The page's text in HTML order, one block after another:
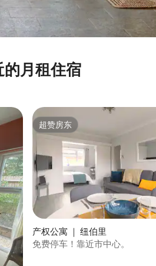
的月租住宿
超赞房东
超赞房东
产权公寓 ｜ 纽伯里
免费停车！靠近市中心。